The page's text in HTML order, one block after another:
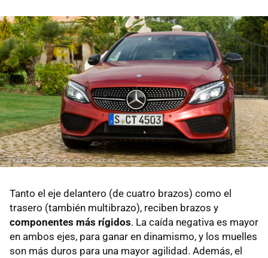
Tanto el eje delantero (de cuatro brazos) como el
trasero (también multibrazo), reciben brazos y
componentes más rígidos. La caída negativa es mayor
en ambos ejes, para ganar en dinamismo, y los muelles
son más duros para una mayor agilidad. Además, el